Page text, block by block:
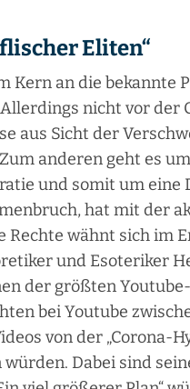
Eliten“
Kern an die bekannte
nicht vor der
aus Sicht der
anderen geht es
und somit um eine
hat mit der
Rechte wähnt sich im
und Esoteriker
der größten
bei Youtube
von der „Corona-
würden. Dabei sind